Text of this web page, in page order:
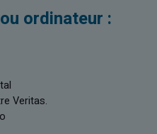
ordinateur :
Veritas.